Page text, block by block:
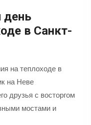
день
в Санкт-
на теплоходе в
на Неве
друзья с восторгом
мостами и